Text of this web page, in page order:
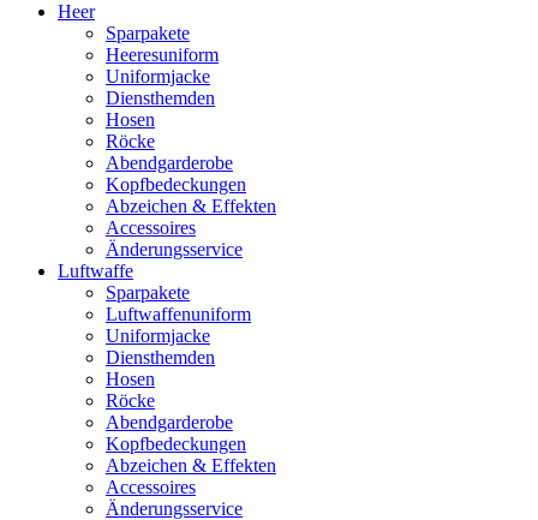
Heer
Sparpakete
Heeresuniform
Uniformjacke
Diensthemden
Hosen
Röcke
Abendgarderobe
Kopfbedeckungen
Abzeichen & Effekten
Accessoires
Änderungsservice
Luftwaffe
Sparpakete
Luftwaffenuniform
Uniformjacke
Diensthemden
Hosen
Röcke
Abendgarderobe
Kopfbedeckungen
Abzeichen & Effekten
Accessoires
Änderungsservice